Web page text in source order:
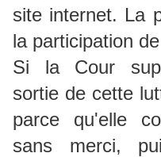
site internet. La
la participation
Si la Cour
sortie de cette
parce qu'elle
sans merci,